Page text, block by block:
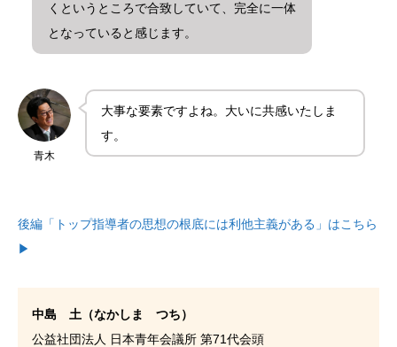
くというところで合致していて、完全に一体
となっていると感じます。
青木
大事な要素ですよね。大いに共感いたしま
す。
後編「トップ指導者の思想の根底には利他主義がある」はこちら
▶
中島 土（なかしま つち）
公益社団法人 日本青年会議所 第71代会頭